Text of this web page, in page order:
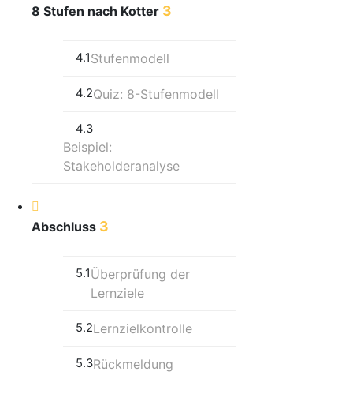
8 Stufen nach Kotter 3
4.1Stufenmodell
4.2Quiz: 8-Stufenmodell
4.3
Beispiel:
Stakeholderanalyse
Abschluss 3
5.1Überprüfung der
Lernziele
5.2Lernzielkontrolle
5.3Rückmeldung